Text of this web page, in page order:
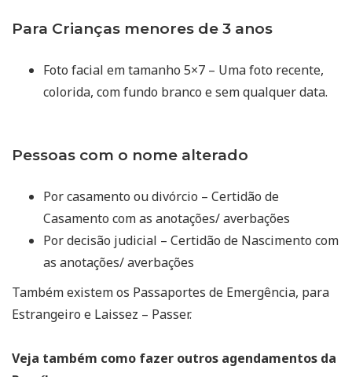
Para Crianças menores de 3 anos
Foto facial em tamanho 5×7 – Uma foto recente,
colorida, com fundo branco e sem qualquer data.
Pessoas com o nome alterado
Por casamento ou divórcio – Certidão de
Casamento com as anotações/ averbações
Por decisão judicial – Certidão de Nascimento com
as anotações/ averbações
Também existem os Passaportes de Emergência, para
Estrangeiro e Laissez – Passer.
Veja também como fazer outros agendamentos da